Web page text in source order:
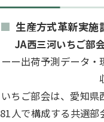
生産方式革新実施
JA西三河いちご部
ーー出荷予測データ
いちご部会は、愛知
81人で構成する共選